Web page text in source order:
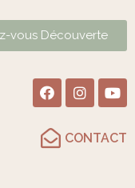
vous Découverte
CONTACT